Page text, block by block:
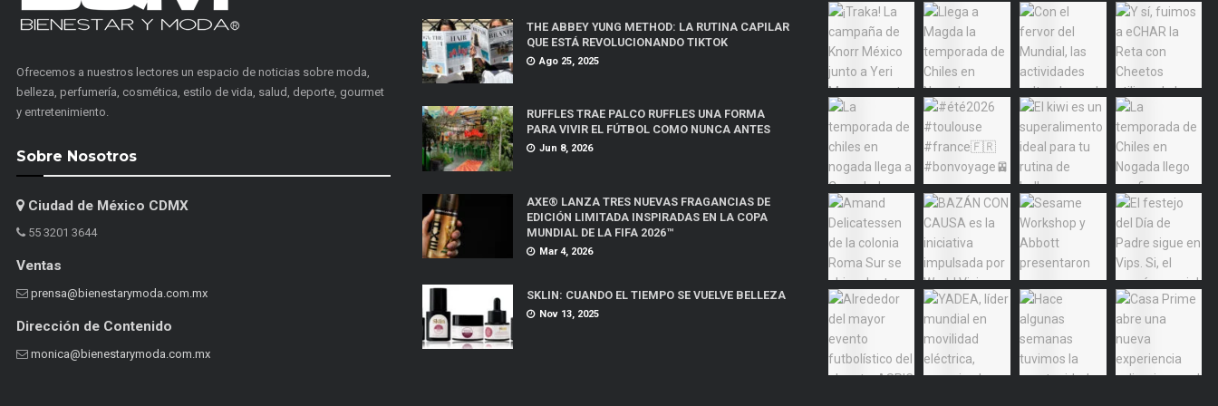
Ofrecemos a nuestros lectores un espacio de noticias sobre moda,
belleza, perfumería, cosmética, estilo de vida, salud, deporte, gourmet
y entretenimiento.
Sobre Nosotros
Ciudad de México CDMX
55 3201 3644
Ventas
prensa@bienestarymoda.com.mx
Dirección de Contenido
monica@bienestarymoda.com.mx
THE ABBEY YUNG METHOD: LA RUTINA CAPILAR
QUE ESTÁ REVOLUCIONANDO TIKTOK
Ago 25, 2025
RUFFLES TRAE PALCO RUFFLES UNA FORMA
PARA VIVIR EL FÚTBOL COMO NUNCA ANTES
Jun 8, 2026
AXE® LANZA TRES NUEVAS FRAGANCIAS DE
EDICIÓN LIMITADA INSPIRADAS EN LA COPA
MUNDIAL DE LA FIFA 2026™
Mar 4, 2026
SKLIN: CUANDO EL TIEMPO SE VUELVE BELLEZA
Nov 13, 2025